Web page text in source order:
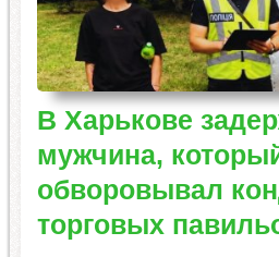
В Харькове
мужчина,
обворовывал
торговых